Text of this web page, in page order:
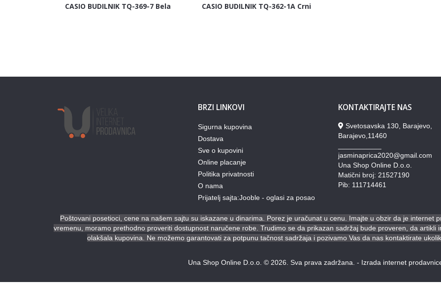
CASIO BUDILNIK TQ-369-7 Bela CASIO BUDILNIK TQ-362-1A Crni
BRZI LINKOVI
Sigurna kupovina
Dostava
Sve o kupovini
Online placanje
Politika privatnosti
O nama
Prijatelj sajta:Jooble - oglasi za posao
KONTAKTIRAJTE NAS
Svetosavska 130, Barajevo,
Barajevo,11460
jasminaprica2020@gmail.com
Una Shop Online D.o.o.
Matični broj: 21527190
Pib: 111714461
Poštovani posetioci, cene na našem sajtu su iskazane u dinarima. Porez je uračunat u cenu. Imajte u obzir da je internet
vremenu, moramo prethodno proveriti dostupnost naručene robe. Trudimo se da prikazan sadržaj bude proveren, da artikli
olakšala kupovina. Ne možemo garantovati za potpunu tačnost sadržaja i pozivamo Vas da nas kontaktirate
Una Shop Online D.o.o. © 2026. Sva prava zadržana. - Izrada internet